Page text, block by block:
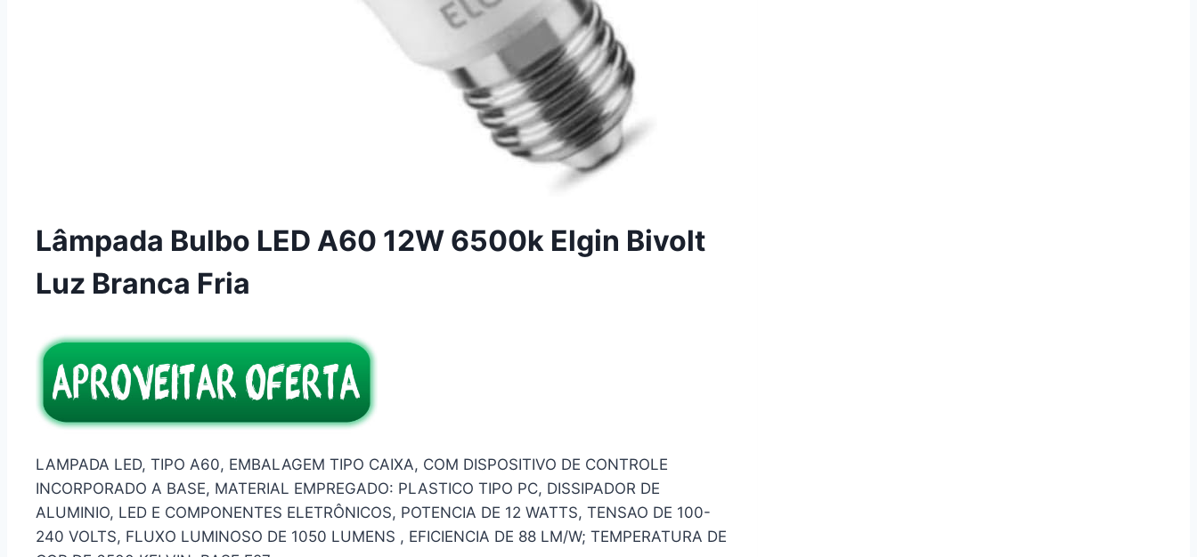
Lâmpada Bulbo LED A60 12W 6500k Elgin Bivolt
Luz Branca Fria
LAMPADA LED, TIPO A60, EMBALAGEM TIPO CAIXA, COM DISPOSITIVO DE CONTROLE
INCORPORADO A BASE, MATERIAL EMPREGADO: PLASTICO TIPO PC, DISSIPADOR DE
ALUMINIO, LED E COMPONENTES ELETRÔNICOS, POTENCIA DE 12 WATTS, TENSAO DE 100-
240 VOLTS, FLUXO LUMINOSO DE 1050 LUMENS , EFICIENCIA DE 88 LM/W; TEMPERATURA DE